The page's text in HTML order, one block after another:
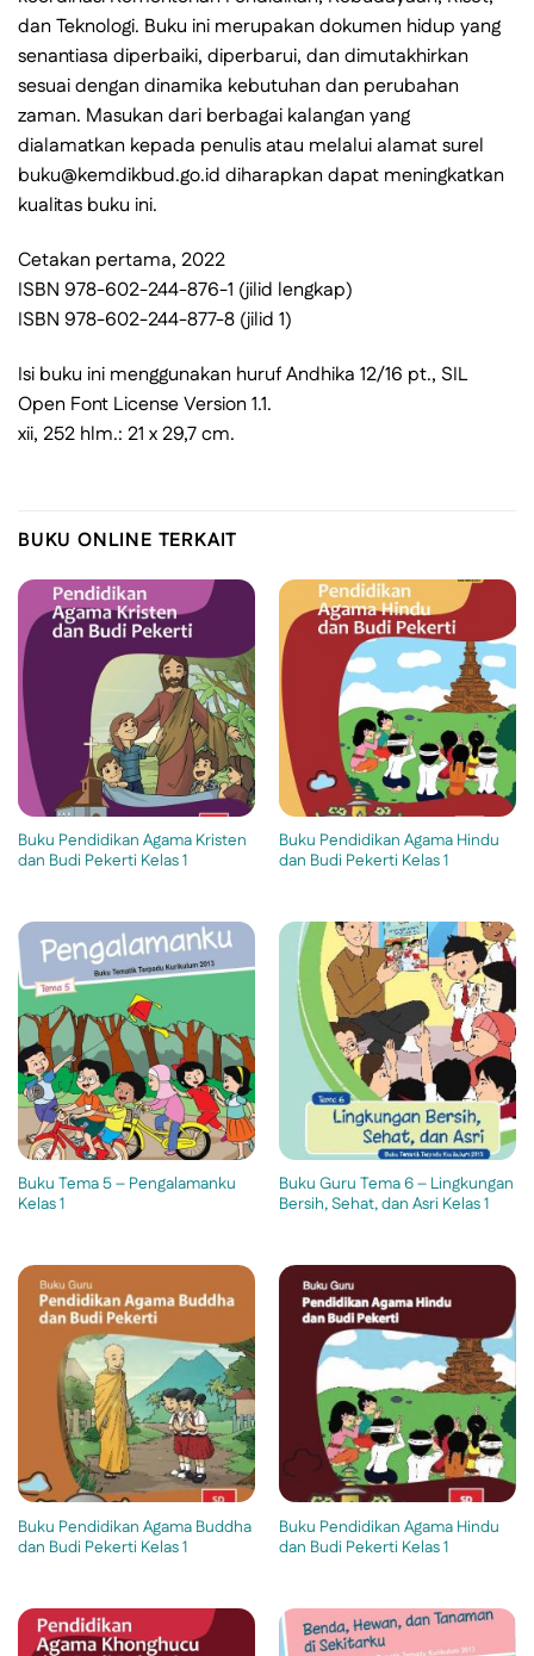
dan Teknologi. Buku ini merupakan dokumen hidup yang
senantiasa diperbaiki, diperbarui, dan dimutakhirkan
sesuai dengan dinamika kebutuhan dan perubahan
zaman. Masukan dari berbagai kalangan yang
dialamatkan kepada penulis atau melalui alamat surel
buku@kemdikbud.go.id diharapkan dapat meningkatkan
kualitas buku ini.
Cetakan pertama, 2022
ISBN 978-602-244-876-1 (jilid lengkap)
ISBN 978-602-244-877-8 (jilid 1)
Isi buku ini menggunakan huruf Andhika 12/16 pt., SIL
Open Font License Version 1.1.
xii, 252 hlm.: 21 x 29,7 cm.
BUKU ONLINE TERKAIT
Buku Pendidikan Agama Kristen
dan Budi Pekerti Kelas 1
Buku Pendidikan Agama Hindu
dan Budi Pekerti Kelas 1
Buku Tema 5 – Pengalamanku
Kelas 1
Buku Guru Tema 6 – Lingkungan
Bersih, Sehat, dan Asri Kelas 1
Buku Pendidikan Agama Buddha
dan Budi Pekerti Kelas 1
Buku Pendidikan Agama Hindu
dan Budi Pekerti Kelas 1